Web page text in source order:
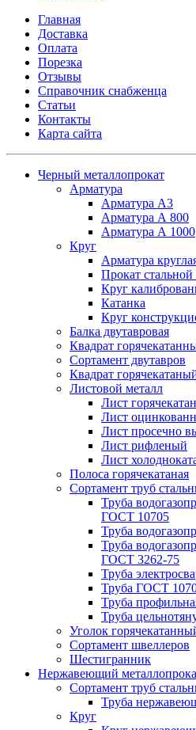
Главная
Доставка
Оплата
Порезка
Отзывы
Справочник снабженца
Статьи
Контакты
Карта сайта
Черный металлопрокат
Арматура
Арматура А3
Арматура А 800
Арматура А 1000
Круг
Арматура
Прокат стальной
Круг
Катанка
Круг
Балка двутавровая
Квадрат
Сортамент двутавров
Квадрат
Листовой металл
Лист
Лист
Лист просечно
Лист рифленый
Лист
Полоса горячекатаная
Сортамент труб
Труба
ГОСТ 10705
Труба
Труба
ГОСТ 3262-75
Труба
Труба ГОСТ
Труба
Труба
Уголок
Сортамент швеллеров
Шестигранник
Нержавеющий
Сортамент труб
Труба
Круг